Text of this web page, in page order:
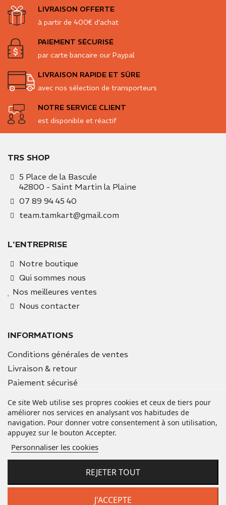
LIVRAISON OFFERTE
à partir de 400€ d'achat
PAIEMENT SÉCURISÉ
par carte bancaire our Paypal
LIVRAISON RAPIDE ET SÛRE
avec nos sélection de transporteurs
NOTRE SERVICE CLIENT
est disponible et réactif
TRS SHOP
5 Place de la Bascule
42800 - Saint Martin la Plaine
07 89 94 45 40
team.tamkart@gmail.com
L'ENTREPRISE
Notre boutique
Qui sommes nous
Nos meilleures ventes
Nous contacter
INFORMATIONS
Conditions générales de ventes
Livraison & retour
Paiement sécurisé
VOTRE COMPTE
Informations personnelles
Ce site Web utilise ses propres cookies et ceux de tiers pour
améliorer nos services en analysant vos habitudes de
navigation. Pour donner votre consentement à son utilisation,
appuyez sur le bouton Accepter.
Personnaliser les cookies
REJETER TOUT
J'ACCEPTE